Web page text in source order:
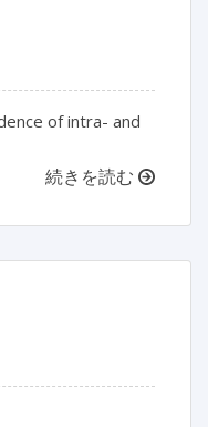
of intra- and
続きを読む